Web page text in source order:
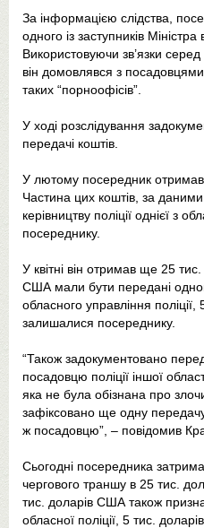
За інформацією слідства,
одного із заступників Міністра
Використовуючи зв’язки серед
він домовлявся з
таких “порноофісів”.
У ході розслідування
передачі коштів.
У лютому посередник
Частина цих коштів, за
керівництву поліції однієї з
посереднику.
У квітні він отримав ще 25
США мали бути передані
обласного управління
залишалися посереднику.
“Також задокументовано
посадовцю поліції іншої
яка не була обізнана про
зафіксовано ще одну
ж посадовцю”, – повідомив
Сьогодні посередника
чергового траншу в 25 тис.
тис. доларів США також
обласної поліції, 5 тис.